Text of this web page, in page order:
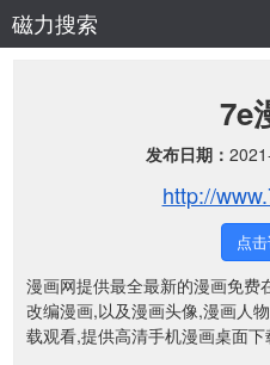
磁力搜索
7e
发布日期：
http://
点
漫画网提供最全最新的漫画免
改编漫画,以及漫画头像,漫画人
载观看,提供高清手机漫画桌面下